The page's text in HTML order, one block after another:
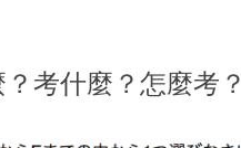
考什麼？怎麼考？